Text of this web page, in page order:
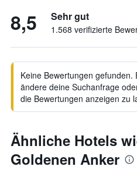
8,5 Sehr gut
1.568 verifizierte
Keine Bewertungen gefunden.
ändere deine Suchanfrage
die Bewertungen anzeigen zu
Ähnliche Hotels
Goldenen Anker